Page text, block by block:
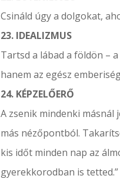
Csináld úgy a dolgokat,
23. IDEALIZMUS
Tartsd a lábad a földön –
hanem az egész
24. KÉPZELŐERŐ
A zsenik mindenki
más nézőpontból.
kis időt minden nap az
gyerekkorodban is tetted.”